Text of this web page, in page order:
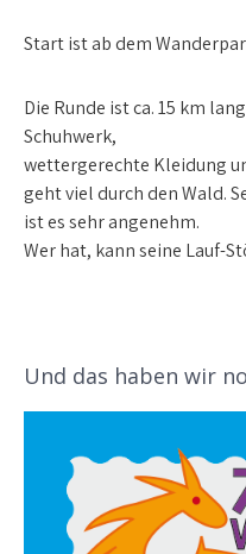
Start ist ab dem
Die Runde ist ca. 15 km
Schuhwerk,
wettergerechte Kleidung
geht viel durch den Wald.
ist es sehr angenehm.
Wer hat, kann seine Lauf-
Und das haben wir